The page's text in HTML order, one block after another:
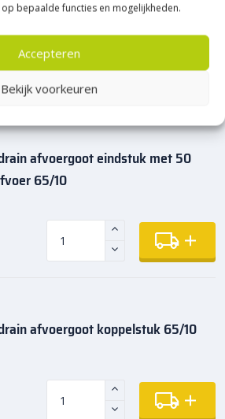
bepaalde functies en mogelijkheden.
Accepteren
Bekijk voorkeuren
compleet
bij dit product en benodigdheden
afvoergoot eindstuk met 50
65/10
afvoergoot koppelstuk 65/10